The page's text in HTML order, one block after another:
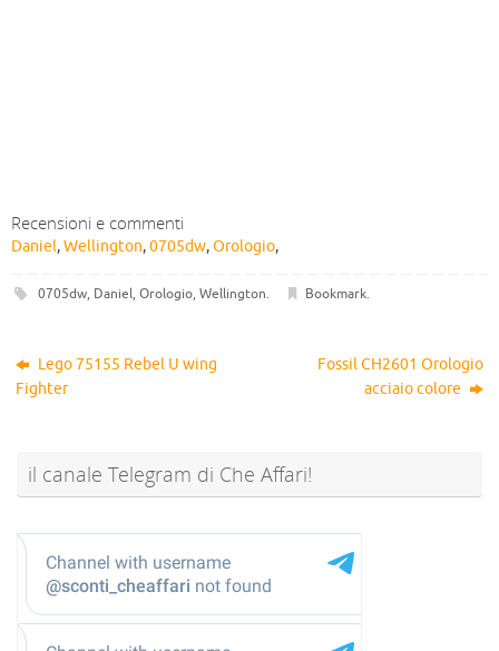
Recensioni e commenti
Daniel,Wellington,0705dw,Orologio,
0705dw, Daniel, Orologio, Wellington. Bookmark.
Lego 75155 Rebel U wing
Fighter
Fossil CH2601 Orologio
acciaio colore
il canale Telegram di Che Affari!